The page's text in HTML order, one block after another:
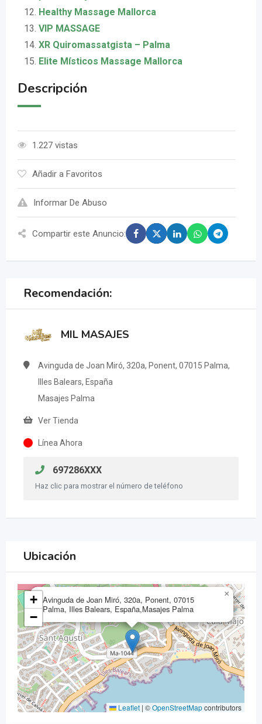
Healthy Massage Mallorca
VIP MASSAGE
XR Quiromassatgista – Palma
Elite Místicos Massage Mallorca
Descripción
1.227 vistas
Añadir a Favoritos
Informar De Abuso
Compartir este Anuncio:
Recomendación:
MIL MASAJES
Avinguda de Joan Miró, 320a, Ponent, 07015 Palma,
Illes Balears, España
Masajes Palma
Ver Tienda
Línea Ahora
697286XXX
Haz clic para mostrar el número de teléfono
Ubicación
Avinguda de Joan Miró, 320a, Ponent, 07015
Palma, Illes Balears, España,Masajes Palma
×
+
−
Leaflet | ©OpenStreetMapcontributors